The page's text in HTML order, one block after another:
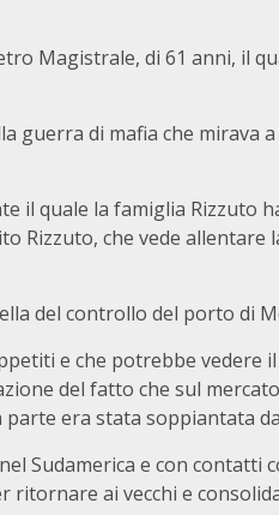
Magistrale, di 61 anni, il
guerra di mafia che mirava
il quale la famiglia Rizzuto
Rizzuto, che vede allentare
del controllo del porto di
e che potrebbe vedere
del fatto che sul
era stata soppiantata
Sudamerica e con contatti
ritornare ai vecchi e